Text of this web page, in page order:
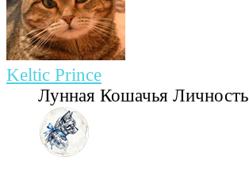
Keltic Prince
Лунная Кошачья Личность